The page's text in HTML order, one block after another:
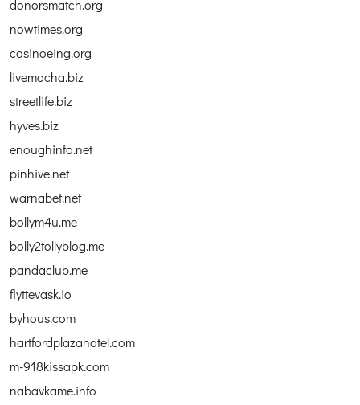
donorsmatch.org
nowtimes.org
casinoeing.org
livemocha.biz
streetlife.biz
hyves.biz
enoughinfo.net
pinhive.net
warnabet.net
bollym4u.me
bolly2tollyblog.me
pandaclub.me
flyttevask.io
byhous.com
hartfordplazahotel.com
m-918kissapk.com
nabavkame.info